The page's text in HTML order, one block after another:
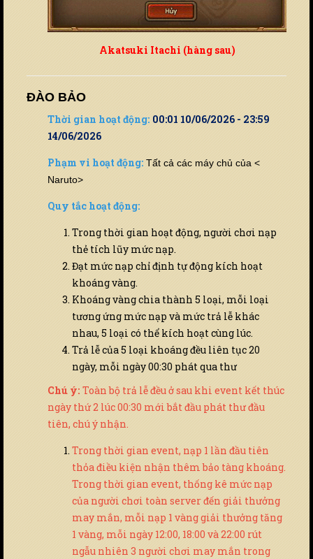
Akatsuki Itachi (hàng sau)
ĐÀO BẢO
Thời gian hoạt động: 00:01 10/06/2026 - 23:59
14/06/2026
Phạm vi hoạt động: Tất cả các máy chủ của <
Naruto>
Quy tắc hoạt động:
Trong thời gian hoạt động, người chơi nạp
thẻ tích lũy mức nạp.
Đạt mức nạp chỉ định tự động kích hoạt
khoáng vàng.
Khoáng vàng chia thành 5 loại, mỗi loại
tương ứng mức nạp và mức trả lễ khác
nhau, 5 loại có thể kích hoạt cùng lúc.
Trả lễ của 5 loại khoáng đều liên tục 20
ngày, mỗi ngày 00:30 phát qua thư
Chú ý: Toàn bộ trả lễ đều ở sau khi event kết thúc
ngày thứ 2 lúc 00:30 mới bắt đầu phát thư đầu
tiên, chú ý nhận.
Trong thời gian event, nạp 1 lần đầu tiên
thỏa điều kiện nhận thêm bảo tàng khoáng.
Trong thời gian event, thống kê mức nạp
của người chơi toàn server đến giải thưởng
may mắn, mỗi nạp 1 vàng giải thưởng tăng
1 vàng, mỗi ngày 12:00, 18:00 và 22:00 rút
ngẫu nhiên 3 người chơi may mắn trong